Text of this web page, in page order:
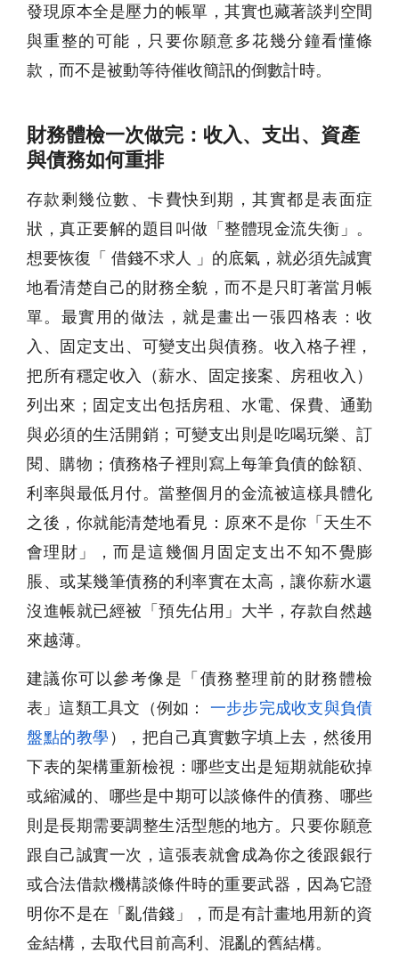
發現原本全是壓力的帳單，其實也藏著談判空間
與重整的可能，只要你願意多花幾分鐘看懂條
款，而不是被動等待催收簡訊的倒數計時。
財務體檢一次做完：收入、支出、資產
與債務如何重排
存款剩幾位數、卡費快到期，其實都是表面症
狀，真正要解的題目叫做「整體現金流失衡」。
想要恢復「 借錢不求人 」的底氣，就必須先誠實
地看清楚自己的財務全貌，而不是只盯著當月帳
單。最實用的做法，就是畫出一張四格表：收
入、固定支出、可變支出與債務。收入格子裡，
把所有穩定收入（薪水、固定接案、房租收入）
列出來；固定支出包括房租、水電、保費、通勤
與必須的生活開銷；可變支出則是吃喝玩樂、訂
閱、購物；債務格子裡則寫上每筆負債的餘額、
利率與最低月付。當整個月的金流被這樣具體化
之後，你就能清楚地看見：原來不是你「天生不
會理財」，而是這幾個月固定支出不知不覺膨
脹、或某幾筆債務的利率實在太高，讓你薪水還
沒進帳就已經被「預先佔用」大半，存款自然越
來越薄。
建議你可以參考像是「債務整理前的財務體檢
表」這類工具文（例如：
一步步完成收支與負債
盤點的教學 ），把自己真實數字填上去，然後用
下表的架構重新檢視：哪些支出是短期就能砍掉
或縮減的、哪些是中期可以談條件的債務、哪些
則是長期需要調整生活型態的地方。只要你願意
跟自己誠實一次，這張表就會成為你之後跟銀行
或合法借款機構談條件時的重要武器，因為它證
明你不是在「亂借錢」，而是有計畫地用新的資
金結構，去取代目前高利、混亂的舊結構。